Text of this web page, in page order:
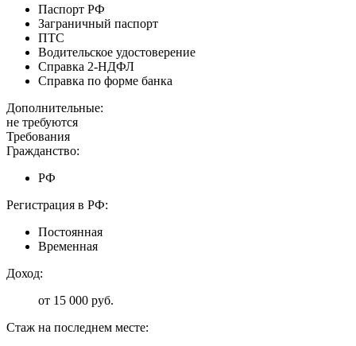
Паспорт РФ
Заграничный паспорт
ПТС
Водительское удостоверение
Справка 2-НДФЛ
Справка по форме банка
Дополнительные:
не требуются
Требования
Гражданство:
РФ
Регистрация в РФ:
Постоянная
Временная
Доход:
от 15 000 руб.
Стаж на последнем месте: